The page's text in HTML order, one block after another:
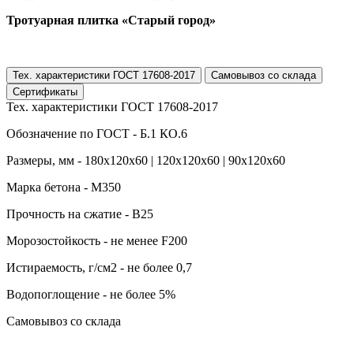
Тротуарная плитка «Старый город»
Тех. характеристики ГОСТ 17608-2017
Самовывоз со склада
Сертификаты
Тех. характеристики ГОСТ 17608-2017
Обозначение по ГОСТ - Б.1 КО.6
Размеры, мм - 180х120х60 | 120х120х60 | 90х120х60
Марка бетона - М350
Прочность на сжатие - B25
Морозостойкость - не менее F200
Истираемость, г/см2 - не более 0,7
Водопоглощение - не более 5%
Самовывоз со склада